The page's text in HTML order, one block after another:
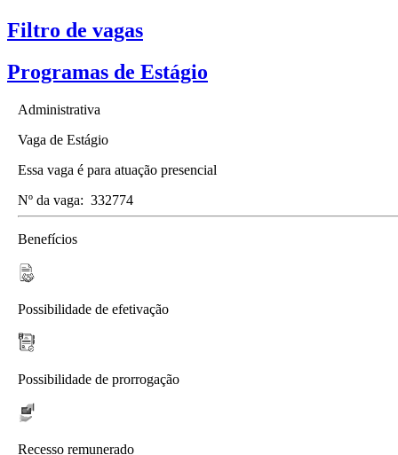
Filtro de vagas
Programas de Estágio
Administrativa
Vaga de Estágio
Essa vaga é para atuação presencial
Nº da vaga: 332774
Benefícios
Possibilidade de efetivação
Possibilidade de prorrogação
Recesso remunerado